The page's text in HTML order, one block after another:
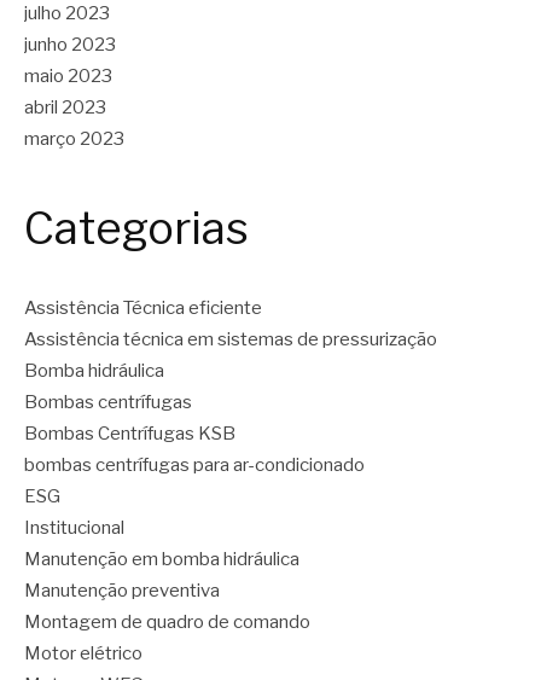
julho 2023
junho 2023
maio 2023
abril 2023
março 2023
Categorias
Assistência Técnica eficiente
Assistência técnica em sistemas de pressurização
Bomba hidráulica
Bombas centrífugas
Bombas Centrífugas KSB
bombas centrífugas para ar-condicionado
ESG
Institucional
Manutenção em bomba hidráulica
Manutenção preventiva
Montagem de quadro de comando
Motor elétrico